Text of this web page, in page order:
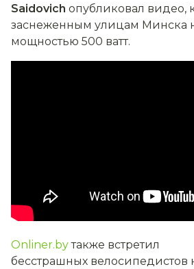
Saidovich опубликовал видео,
заснеженным улицам Минска
мощностью 500 ватт.
Onliner.byтакже встретил
бесстрашных велосипедистов